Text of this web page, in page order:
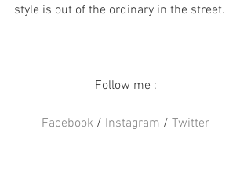
style is out of the ordinary in the street.
Follow me :
Facebook / Instagram / Twitter